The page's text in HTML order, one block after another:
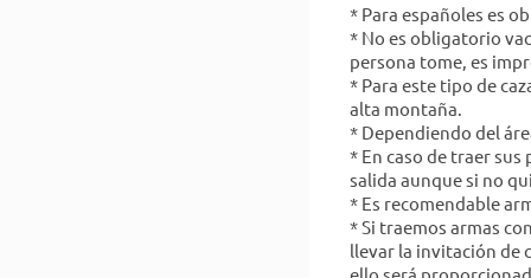
* Para españoles es
* No es obligatorio
persona tome, es
* Para este tipo de
alta montaña.
* Dependiendo del
* En caso de traer sus
salida aunque si no
* Es recomendable
* Si traemos armas
llevar la invitación de